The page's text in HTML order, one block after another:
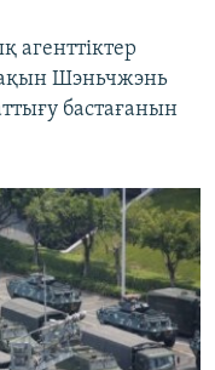
агенттіктер
Шэньчжэнь
бастағанын